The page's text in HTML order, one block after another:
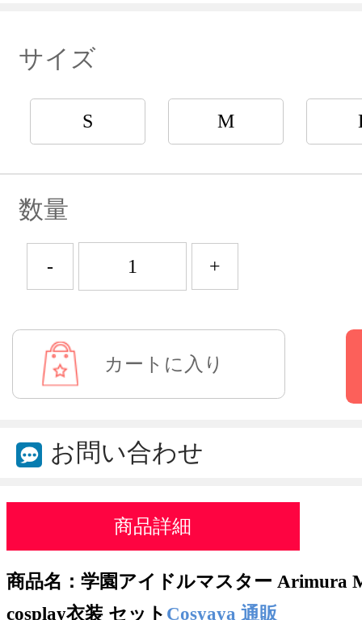
サイズ
S M
数量
- +
お問い合わせ
商品詳細
商品名： 学園アイドルマスター Arimura
cosplay衣装 セット Cosyaya 通販